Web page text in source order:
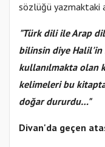
sözlüğü yazmaktaki
"Türk dili ile Arap
bilinsin diye Halil'in
kullanılmakta olan
kelimeleri bu
doğar dururdu…"
Divan'da geçen